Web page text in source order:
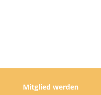
Mitglied werden